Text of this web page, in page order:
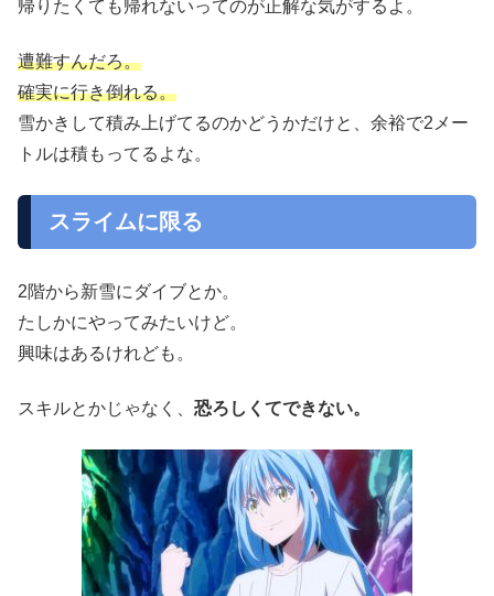
帰りたくても帰れないってのが正解な気がするよ。
遭難すんだろ。
確実に行き倒れる。
雪かきして積み上げてるのかどうかだけと、余裕で2メー
トルは積もってるよな。
スライムに限る
2階から新雪にダイブとか。
たしかにやってみたいけど。
興味はあるけれども。
スキルとかじゃなく、 恐ろしくてできない。